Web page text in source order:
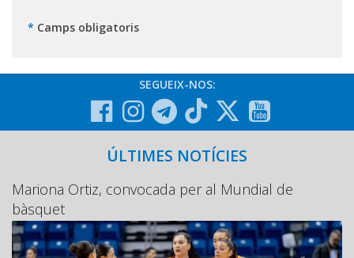
* Camps obligatoris
SEGUEIX-NOS:
ÚLTIMES NOTÍCIES
Mariona Ortiz, convocada per al Mundial de
bàsquet